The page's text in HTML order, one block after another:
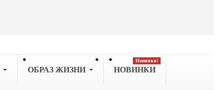
OБРАЗ ЖИЗНИ НОВИНКИ
Новинки!